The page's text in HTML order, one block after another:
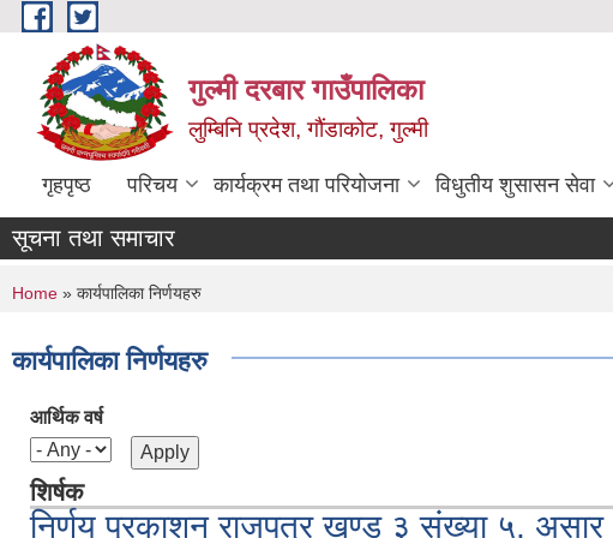
Skip to main content
गुल्मी दरबार गाउँपालिका
लुम्बिनि प्रदेश, गौंडाकोट, गुल्मी
गृहपृष्ठ परिचय कार्यक्रम तथा परियोजना विधुतीय शुसासन सेवा
सूचना तथा समाचार
You are here
Home » कार्यपालिका निर्णयहरु
कार्यपालिका निर्णयहरु
आर्थिक वर्ष
शिर्षक
निर्णय प्रकाशन राजपत्र खण्ड ३ संख्या ५,